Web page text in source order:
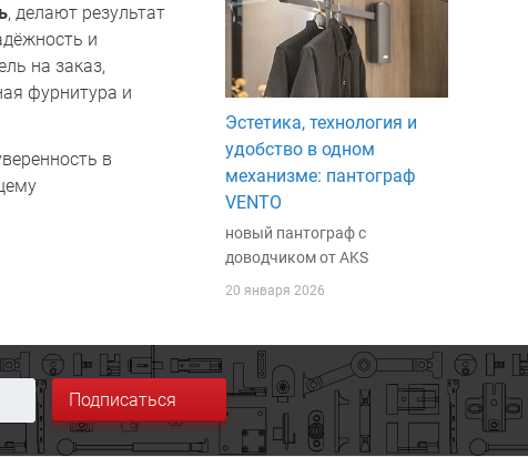
, делают результат
и
на заказ,
фурнитура и
в
Эстетика, технология и
удобство в одном
механизме: пантограф
VENTO
новый пантограф с
доводчиком от AKS
20 января 2026
Подписаться